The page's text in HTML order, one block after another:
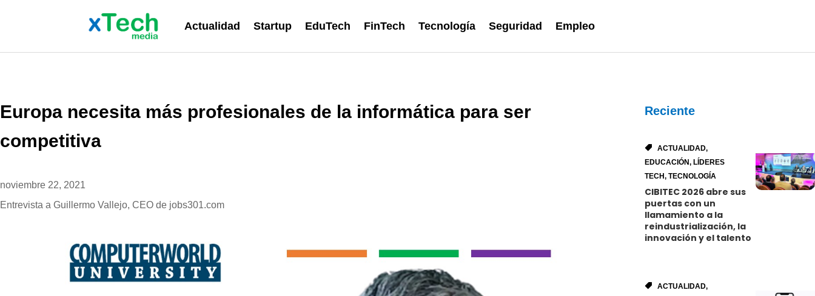
Actualidad Startup EduTech FinTech Tecnología Seguridad Empleo
Europa necesita más profesionales de la informática para ser
competitiva
noviembre 22, 2021
Entrevista a Guillermo Vallejo, CEO de jobs301.com
Reciente
ACTUALIDAD,
EDUCACIÓN, LÍDERES
TECH,TECNOLOGÍA
CIBITEC 2026 abre sus
puertas con un
llamamiento a la
reindustrialización, la
innovación y el talento
ACTUALIDAD,